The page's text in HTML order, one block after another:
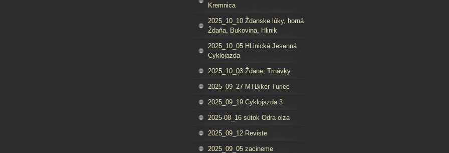
Kremnica
2025_10_10 Ždanske lúky, horná
Ždaňa, Bukovina, Hlinik
2025_10_05 HLinická Jesenná
Cyklojazda
2025_10_03 Ždane, Trnávky
2025_09_27 MTBiker Turiec
2025_09_19 Cyklojazda 3
2025-08_16 sútok Odra olza
2025_09_12 Reviste
2025_09_05 zacineme